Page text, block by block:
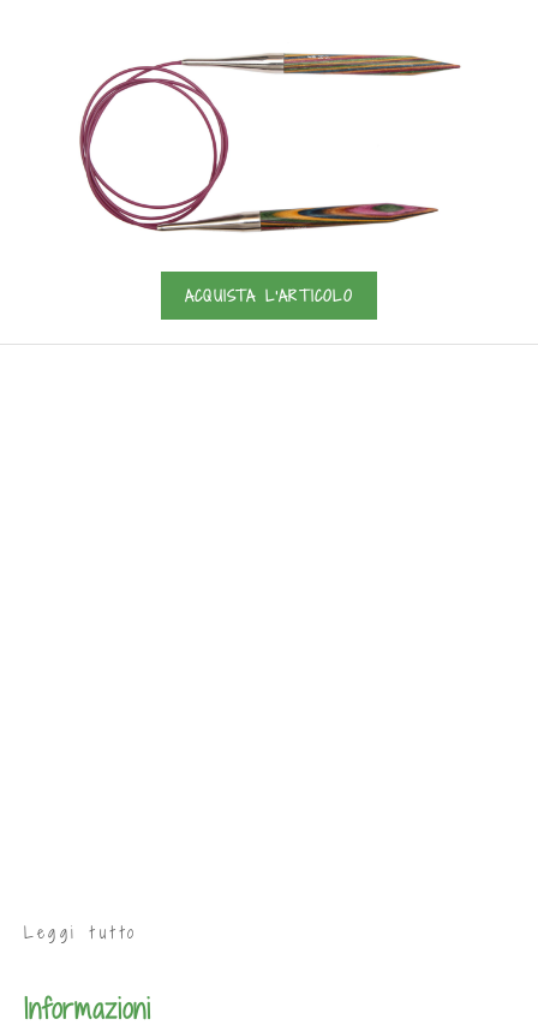
ACQUISTA L'ARTICOLO
Leggi tutto
Informazioni